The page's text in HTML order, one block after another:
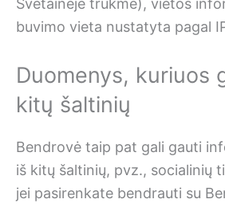
buvimo vieta nustatyta pagal
Duomenys, kuriuos
kitų šaltinių
Bendrovė taip pat gali gauti
iš kitų šaltinių, pvz., socialinių
jei pasirenkate bendrauti su